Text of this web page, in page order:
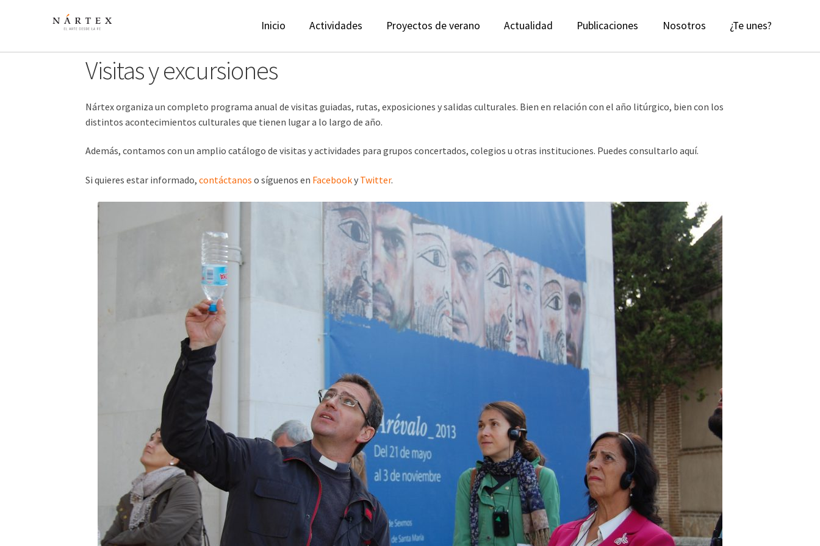
navegación
Inicio Actividades Proyectos de verano Actualidad Publicaciones Nosotros ¿Te unes?
Visitas y excursiones
Nártex organiza un completo programa anual de visitas guiadas, rutas, exposiciones y salidas culturales. Bien en relación con el año litúrgico, bien con los
distintos acontecimientos culturales que tienen lugar a lo largo de año.
Además, contamos con un amplio catálogo de visitas y actividades para grupos concertados, colegios u otras instituciones. Puedes consultarlo aquí.
Si quieres estar informado,contáctanos o síguenos en Facebooky Twitter.